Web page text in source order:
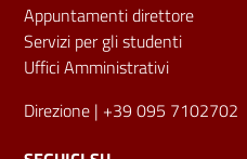
Appuntamenti direttore
Servizi per gli studenti
Uffici Amministrativi
Direzione | +39 095 7102702